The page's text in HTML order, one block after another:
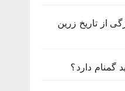
از تاریخ زرین
گمنام دارد؟